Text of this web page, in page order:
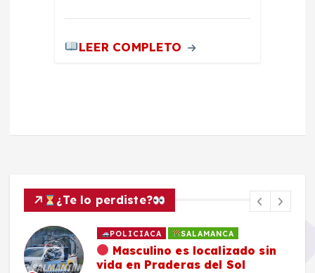
LEER COMPLETO
¿Te lo perdiste?
POLICIACA SALAMANCA
Masculino es localizado sin
vida en Praderas del Sol